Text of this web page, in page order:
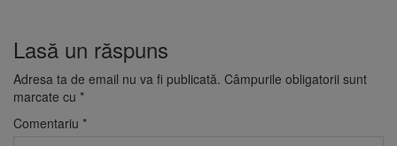
Lasă un răspuns
Adresa ta de email nu va fi publicată. Câmpurile obligatorii sunt
marcate cu *
Comentariu *